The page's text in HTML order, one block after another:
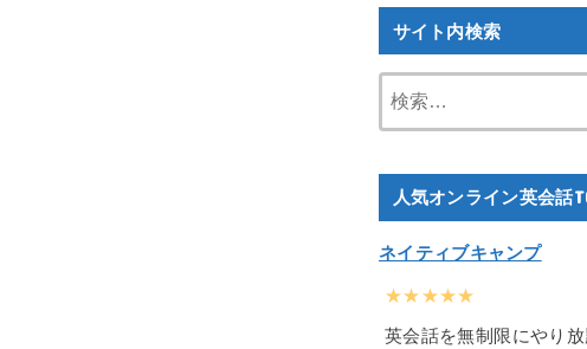
サイト内検索
人気オンライン英会話
ネイティブキャンプ
★★★★★
英会話を無制限にやり